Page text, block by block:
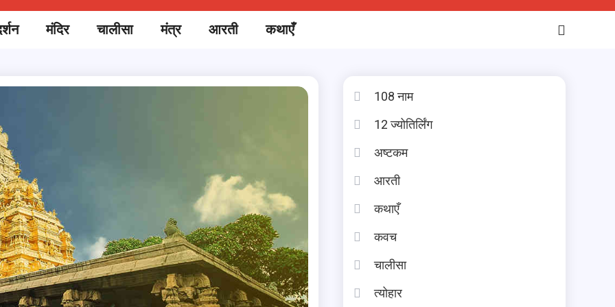
मंदिर चालीसा मंत्र आरती कथाएँ
108 नाम
12 ज्योतिर्लिंग
अष्टकम
आरती
कथाएँ
कवच
चालीसा
त्योहार